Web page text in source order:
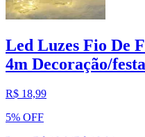
Led Luzes Fio De
4m Decoração/festa
R$ 18,99
5% OFF